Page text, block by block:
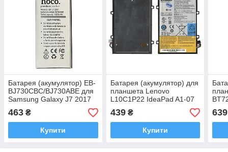
Батарея (акумулятор) EB-
BJ730CBC/BJ730ABE для
Samsung Galaxy J7 2017
(J730) 3600 mAh (HOCO)
463 ₴
Купити
Батарея (акумулятор) для
планшета Lenovo
L10C1P22 IdeaPad A1-07
3,7V 3700 мА·год
439₴
Купити
S6/
639